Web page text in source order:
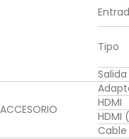
Tipo
ACCESORIO
HDMI
HDMI